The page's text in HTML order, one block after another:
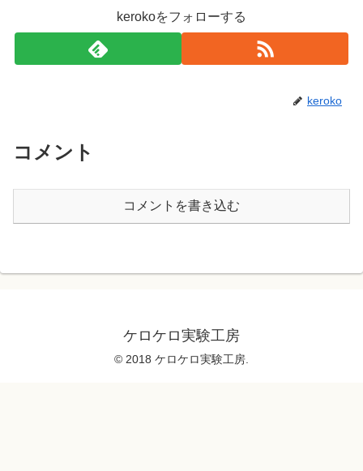
kerokoをフォローする
keroko
コメント
コメントを書き込む
ケロケロ実験工房
© 2018 ケロケロ実験工房.